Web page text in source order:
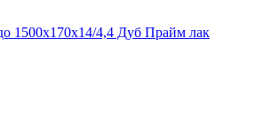
1500х170х14/4,4 Дуб Прайм лак